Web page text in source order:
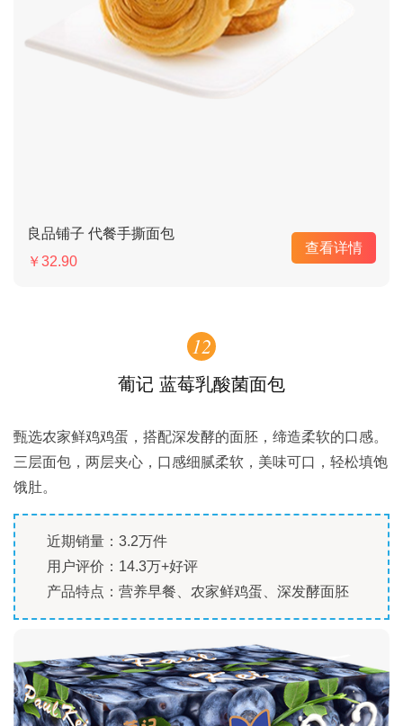
良品铺子 代餐手撕面包
￥32.90
查看详情
12
葡记 蓝莓乳酸菌面包
甄选农家鲜鸡鸡蛋，搭配深发酵的面胚，缔造柔软的口感。
三层面包，两层夹心，口感细腻柔软，美味可口，轻松填饱
饿肚。
近期销量：3.2万件
用户评价：14.3万+好评
产品特点：营养早餐、农家鲜鸡蛋、深发酵面胚